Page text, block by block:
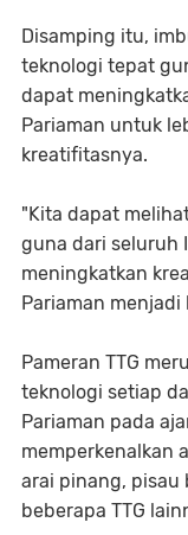
Disamping itu,
teknologi tepat
dapat
Pariaman untuk
kreatifitasnya.
"Kita dapat
guna dari seluruh
meningkatkan
Pariaman
Pameran TTG
teknologi setiap
Pariaman pada
memperkenalkan
arai pinang, pisau
beberapa TTG